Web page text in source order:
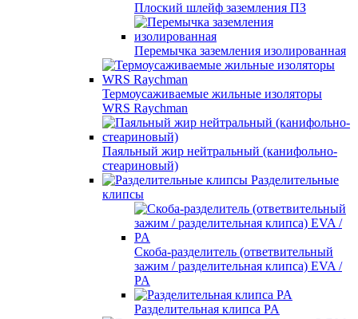
Плоский шлейф заземления ПЗ
Перемычка заземления изолированная
Термоусаживаемые жильные изоляторы
WRS Raychman
Паяльный жир нейтральный (канифольно-
стеариновый)
Разделительные
клипсы
Скоба-разделитель (ответвительный
зажим / разделительная клипса) EVA /
PA
Разделительная клипса PA